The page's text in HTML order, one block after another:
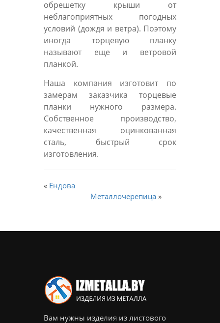
обрешетку крыши от
неблагоприятных погодных
условий (дождя и ветра). Поэтому
иногда торцевую планку
называют еще и ветровой
планкой.
Наша компания изготовит по
замерам заказчика торцевые
планки нужного размера.
Собственное производство,
качественная оцинкованная
сталь, быстрый срок
изготовления.
« Ендова
Металлочерепица »
Вам нужны изделия из листового